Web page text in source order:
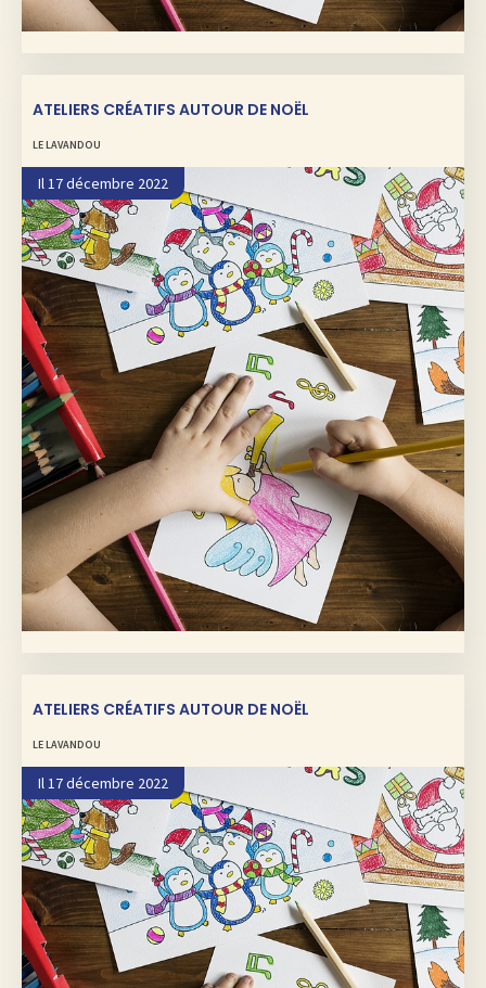
ATELIERS CRÉATIFS AUTOUR DE NOËL
LE LAVANDOU
Il 17 décembre 2022
ATELIERS CRÉATIFS AUTOUR DE NOËL
LE LAVANDOU
Il 17 décembre 2022